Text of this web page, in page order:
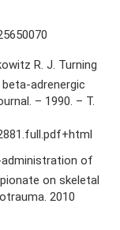
R. J. Turning
adrenergic
– 1990. – Т.
administration of
on skeletal
2010